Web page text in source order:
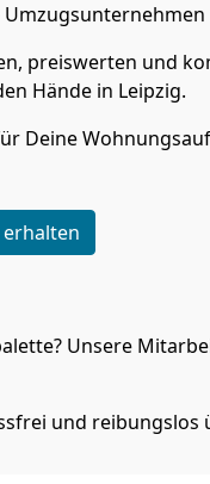
preiswerten und
Hände in Leipzig.
Deine
Unsere
und reibungslos